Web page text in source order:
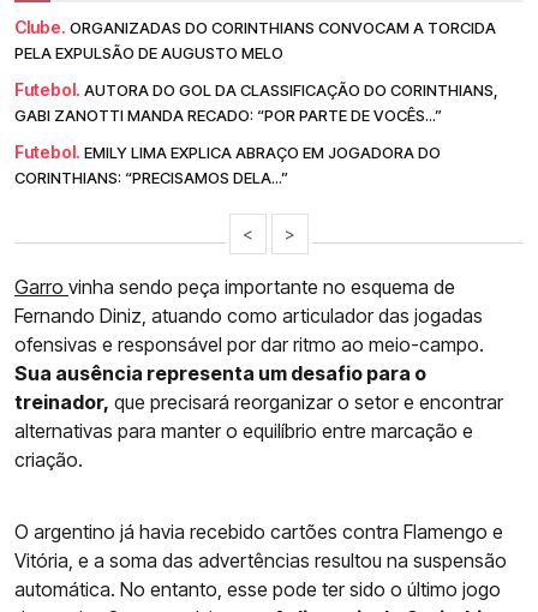
Clube. ORGANIZADAS DO CORINTHIANS CONVOCAM A TORCIDA
PELA EXPULSÃO DE AUGUSTO MELO
Futebol. AUTORA DO GOL DA CLASSIFICAÇÃO DO CORINTHIANS,
GABI ZANOTTI MANDA RECADO: “POR PARTE DE VOCÊS...”
Futebol. EMILY LIMA EXPLICA ABRAÇO EM JOGADORA DO
CORINTHIANS: “PRECISAMOS DELA...”
< >
Garro vinha sendo peça importante no esquema de
Fernando Diniz, atuando como articulador das jogadas
ofensivas e responsável por dar ritmo ao meio-campo.
Sua ausência representa um desafio para o
treinador, que precisará reorganizar o setor e encontrar
alternativas para manter o equilíbrio entre marcação e
criação.
O argentino já havia recebido cartões contra Flamengo e
Vitória, e a soma das advertências resultou na suspensão
automática. No entanto, esse pode ter sido o último jogo